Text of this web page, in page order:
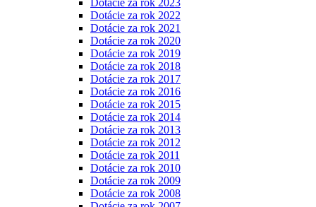
Dotácie za rok 2023
Dotácie za rok 2022
Dotácie za rok 2021
Dotácie za rok 2020
Dotácie za rok 2019
Dotácie za rok 2018
Dotácie za rok 2017
Dotácie za rok 2016
Dotácie za rok 2015
Dotácie za rok 2014
Dotácie za rok 2013
Dotácie za rok 2012
Dotácie za rok 2011
Dotácie za rok 2010
Dotácie za rok 2009
Dotácie za rok 2008